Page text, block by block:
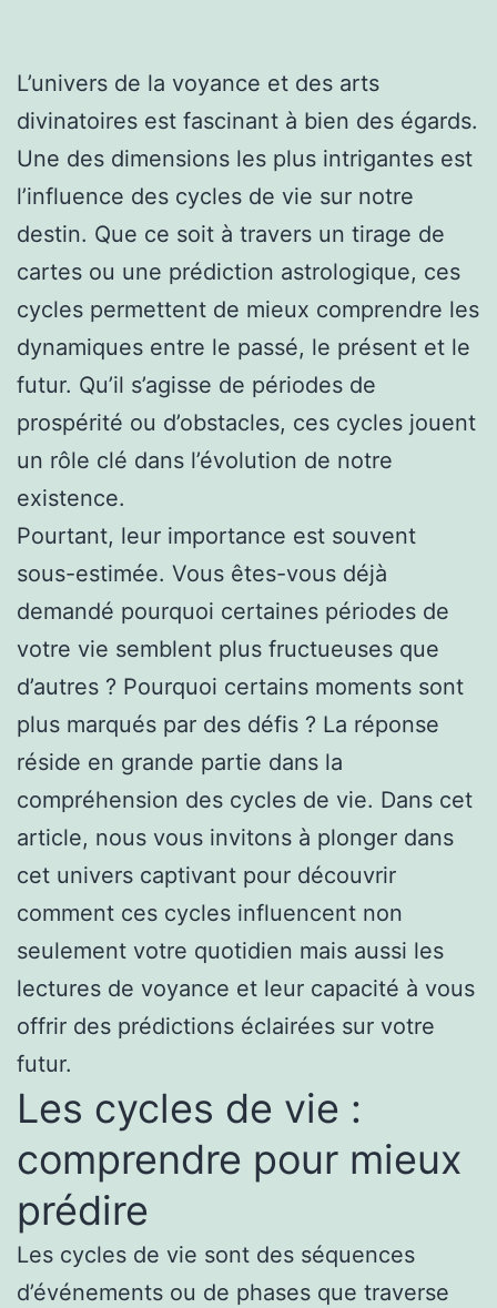
L’univers de la voyance et des arts
divinatoires est fascinant à bien des égards.
Une des dimensions les plus intrigantes est
l’influence des cycles de vie sur notre
destin. Que ce soit à travers un tirage de
cartes ou une prédiction astrologique, ces
cycles permettent de mieux comprendre les
dynamiques entre le passé, le présent et le
futur. Qu’il s’agisse de périodes de
prospérité ou d’obstacles, ces cycles jouent
un rôle clé dans l’évolution de notre
existence.
Pourtant, leur importance est souvent
sous-estimée. Vous êtes-vous déjà
demandé pourquoi certaines périodes de
votre vie semblent plus fructueuses que
d’autres ? Pourquoi certains moments sont
plus marqués par des défis ? La réponse
réside en grande partie dans la
compréhension des cycles de vie. Dans cet
article, nous vous invitons à plonger dans
cet univers captivant pour découvrir
comment ces cycles influencent non
seulement votre quotidien mais aussi les
lectures de voyance et leur capacité à vous
offrir des prédictions éclairées sur votre
futur.
Les cycles de vie :
comprendre pour mieux
prédire
Les cycles de vie sont des séquences
d’événements ou de phases que traverse